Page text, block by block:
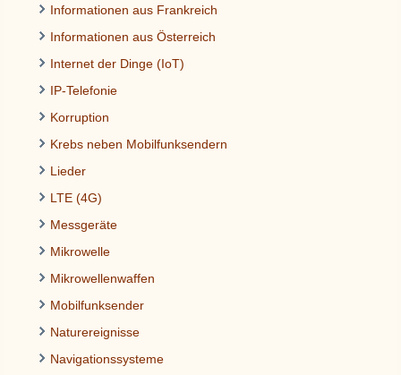
Informationen aus Frankreich
Informationen aus Österreich
Internet der Dinge (IoT)
IP-Telefonie
Korruption
Krebs neben Mobilfunksendern
Lieder
LTE (4G)
Messgeräte
Mikrowelle
Mikrowellenwaffen
Mobilfunksender
Naturereignisse
Navigationssysteme